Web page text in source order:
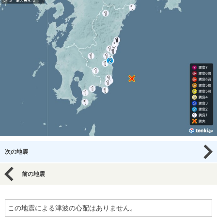
次の地震
前の地震
この地震による津波の心配はありません。